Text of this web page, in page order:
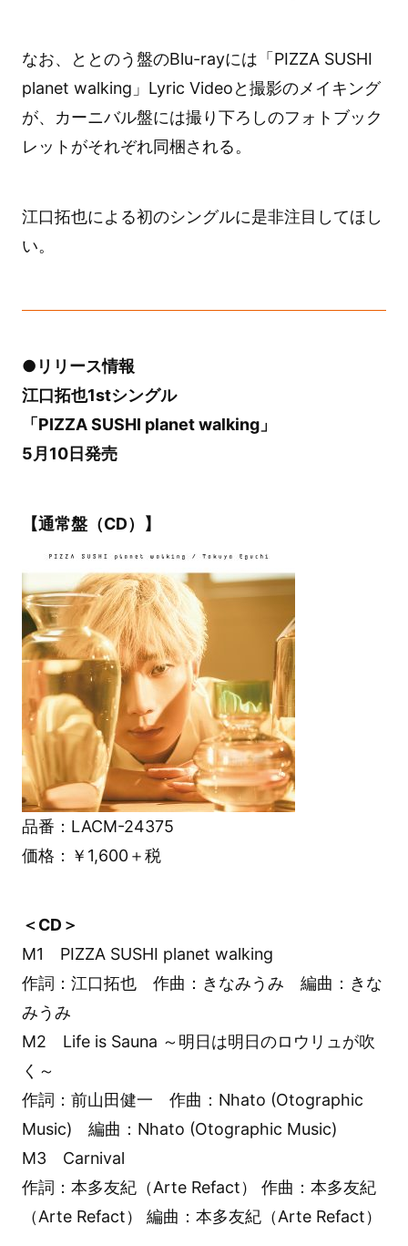
なお、ととのう盤のBlu-rayには「PIZZA SUSHI
planet walking」Lyric Videoと撮影のメイキング
が、カーニバル盤には撮り下ろしのフォトブック
レットがそれぞれ同梱される。
江口拓也による初のシングルに是非注目してほし
い。
●リリース情報
江口拓也1stシングル
「PIZZA SUSHI planet walking」
5月10日発売
【通常盤（CD）】
品番：LACM-24375
価格：￥1,600＋税
＜CD＞
M1 PIZZA SUSHI planet walking
作詞：江口拓也 作曲：きなみうみ 編曲：きな
みうみ
M2 Life is Sauna ～明日は明日のロウリュが吹
く～
作詞：前山田健一 作曲：Nhato (Otographic
Music) 編曲：Nhato (Otographic Music)
M3 Carnival
作詞：本多友紀（Arte Refact） 作曲：本多友紀
（Arte Refact） 編曲：本多友紀（Arte Refact）